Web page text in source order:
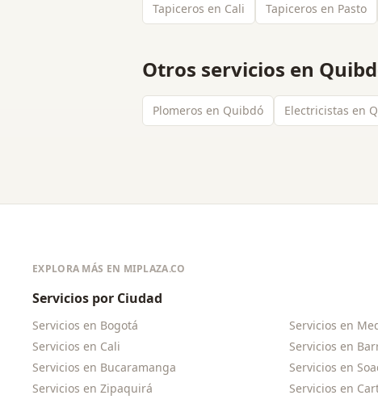
Tapiceros en Cali Tapiceros en Pasto
Otros servicios en
Plomeros en Quibdó Electricistas en
EXPLORA MÁS EN MIPLAZA.CO
Servicios por Ciudad
Servicios en Bogotá Servicios en
Servicios en Cali Servicios en
Servicios en Bucaramanga Servicios en
Servicios en Zipaquirá Servicios en